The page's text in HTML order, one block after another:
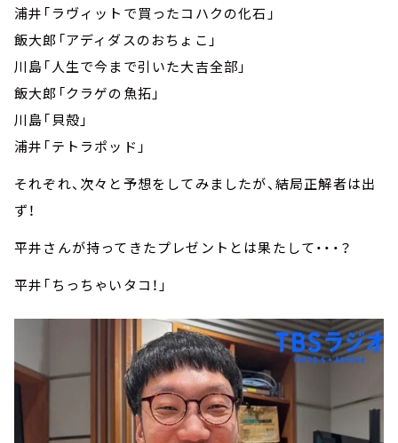
浦井「ラヴィットで買ったコハクの化石」
飯大郎「アディダスのおちょこ」
川島「人生で今まで引いた大吉全部」
飯大郎「クラゲの魚拓」
川島「貝殻」
浦井「テトラポッド」
それぞれ、次々と予想をしてみましたが、結局正解者は出
ず！
平井さんが持ってきたプレゼントとは果たして・・・？
平井「ちっちゃいタコ！」